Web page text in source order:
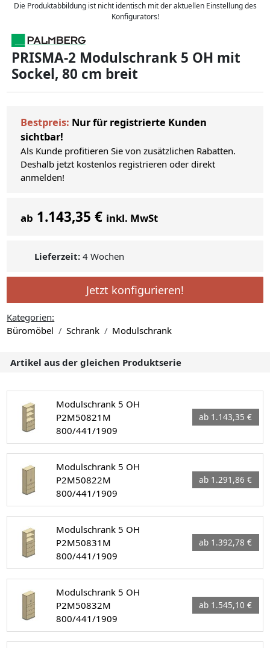
Die Produktabbildung ist nicht identisch mit der aktuellen Einstellung des
Konfigurators!
PRISMA-2 Modulschrank 5 OH mit
Sockel, 80 cm breit
Bestpreis: Nur für registrierte Kunden
sichtbar!
Als Kunde profitieren Sie von zusätzlichen Rabatten.
Deshalb jetzt kostenlos registrieren oder direkt
anmelden!
ab 1.143,35 € inkl. MwSt
Lieferzeit: 4 Wochen
Jetzt konfigurieren!
Kategorien:
Büromöbel
Schrank Modulschrank
Artikel aus der gleichen Produktserie
Modulschrank 5 OH
P2M50821M
800/441/1909
ab 1.143,35 €
Modulschrank 5 OH
P2M50822M
800/441/1909
ab 1.291,86 €
Modulschrank 5 OH
P2M50831M
800/441/1909
ab 1.392,78 €
Modulschrank 5 OH
P2M50832M
800/441/1909
ab 1.545,10 €